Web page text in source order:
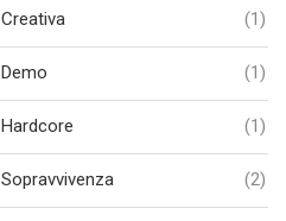
Creativa (1)
Demo (1)
Hardcore (1)
Sopravvivenza (2)